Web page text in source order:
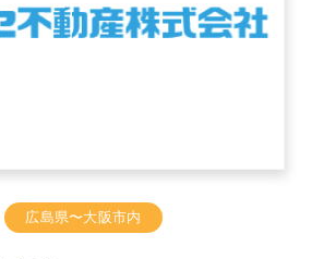
広島県〜大阪市内